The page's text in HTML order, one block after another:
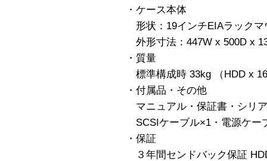
・ケース本体
形状：19インチEIAラックマ
外形寸法：447W x 500D x
・質量
標準構成時 33kg （HDD x 16
・付属品・その他
マニュアル・保証書・シリア
SCSIケーブル×1・電源ケー
・保証
３年間センドバック保証